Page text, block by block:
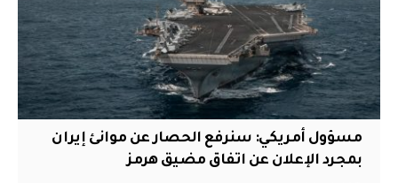
مسؤول أمريكي: سنرفع الحصار عن موانئ إيران
بمجرد الإعلان عن اتفاق مضيق هرمز